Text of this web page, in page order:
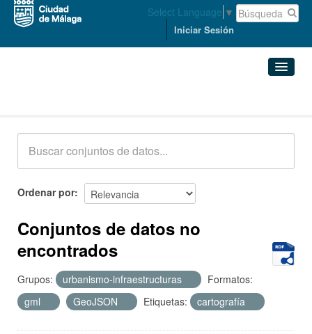
Select Language ▼
Iniciar Sesión
Acerca de
Ordenar por
Conjuntos de datos no
encontrados
Grupos: urbanismo-infraestructuras
Formatos:
gml
GeoJSON Etiquetas: cartografía